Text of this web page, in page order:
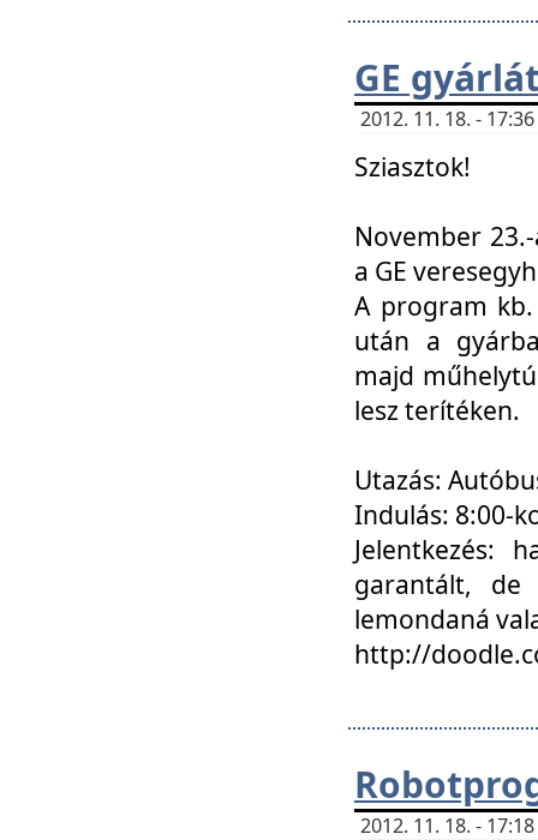
GE
2012. 11. 18. -
Sziasztok!
November
a GE
A program
után a
majd
lesz terítéken.
Utazás:
Indulás: 8:00-
Jelentkezés:
garantált, de
lemondaná
http://
2012. 11. 18. -